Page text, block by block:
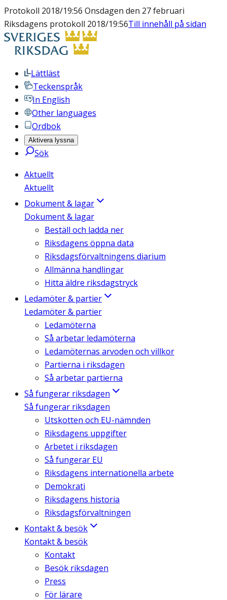
Protokoll 2018/19:56 Onsdagen den 27 februari
Riksdagens protokoll 2018/19:56Till innehåll på sidan
Lättläst
Teckenspråk
In English
Other languages
Ordbok
Aktivera lyssna
Sök
Aktuellt
Aktuellt
Dokument & lagar
Dokument & lagar
Beställ och ladda ner
Riksdagens öppna data
Riksdagsförvaltningens diarium
Allmänna handlingar
Hitta äldre riksdagstryck
Ledamöter & partier
Ledamöter & partier
Ledamöterna
Så arbetar ledamöterna
Ledamöternas arvoden och villkor
Partierna i riksdagen
Så arbetar partierna
Så fungerar riksdagen
Så fungerar riksdagen
Utskotten och EU-nämnden
Riksdagens uppgifter
Arbetet i riksdagen
Så fungerar EU
Riksdagens internationella arbete
Demokrati
Riksdagens historia
Riksdagsförvaltningen
Kontakt & besök
Kontakt & besök
Kontakt
Besök riksdagen
Press
För lärare